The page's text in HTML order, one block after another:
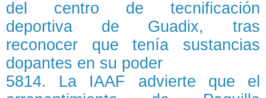
del centro de tecnificación
deportiva de Guadix, tras
reconocer que tenía sustancias
dopantes en su poder
5814. La IAAF advierte que el